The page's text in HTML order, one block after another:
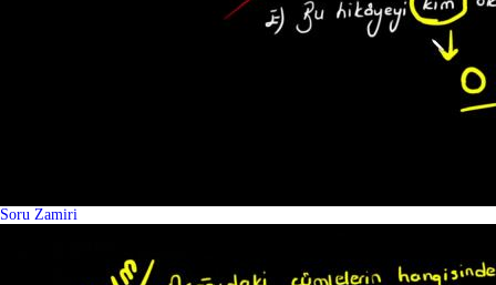
Soru Zamiri